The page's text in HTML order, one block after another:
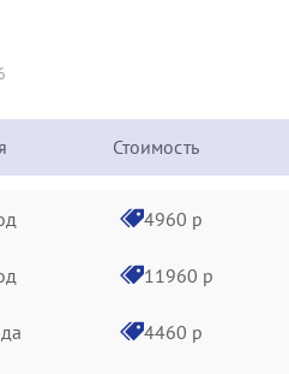
Стоимость
4960 р
11960 р
4460 р